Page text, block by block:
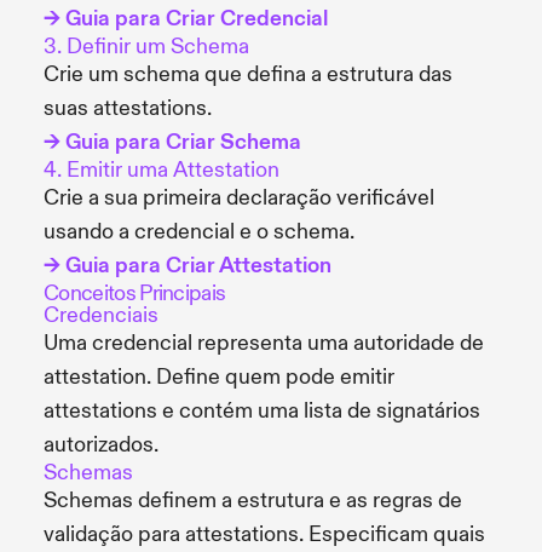
→ Guia para Criar Credencial
3. Definir um Schema
Crie um schema que defina a estrutura das
suas attestations.
→ Guia para Criar Schema
4. Emitir uma Attestation
Crie a sua primeira declaração verificável
usando a credencial e o schema.
→ Guia para Criar Attestation
Conceitos Principais
Credenciais
Uma credencial representa uma autoridade de
attestation. Define quem pode emitir
attestations e contém uma lista de signatários
autorizados.
Schemas
Schemas definem a estrutura e as regras de
validação para attestations. Especificam quais